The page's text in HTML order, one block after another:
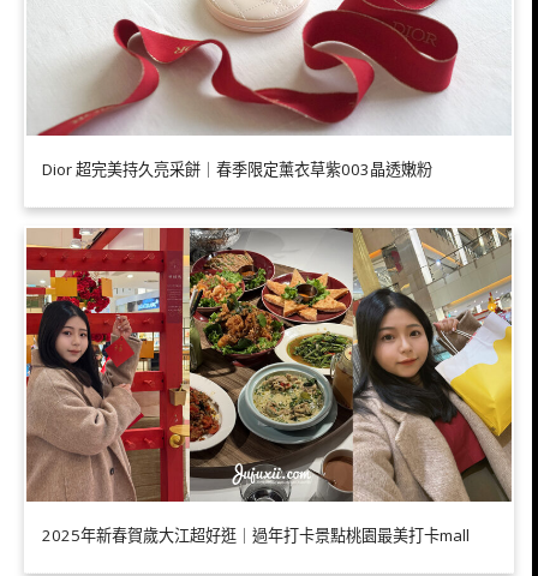
Dior 超完美持久亮采餅｜春季限定薰衣草紫003晶透嫩粉
2025年新春賀歲大江超好逛｜過年打卡景點桃園最美打卡mall